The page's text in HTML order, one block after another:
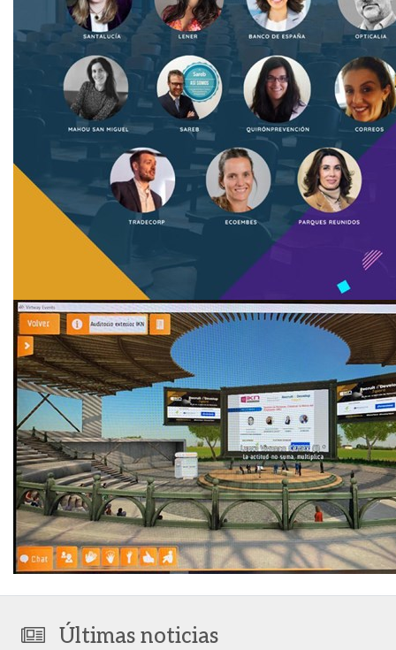
Últimas noticias